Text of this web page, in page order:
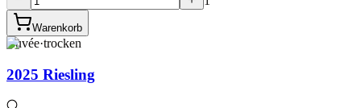
Warenkorb
Cuvée·trocken
2025 Riesling